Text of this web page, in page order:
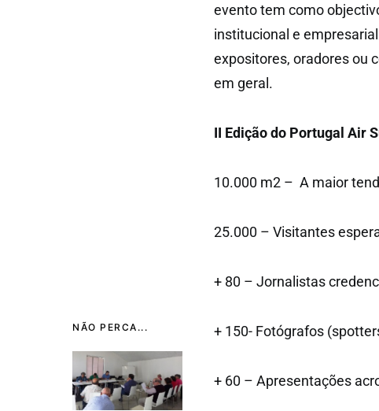
NÃO PERCA...
evento tem como
institucional e
expositores, oradores ou
em geral.
II Edição do Portugal Air
10.000 m2 – A maior
25.000 – Visitantes
+ 80 – Jornalistas
+ 150- Fotógrafos
+ 60 – Apresentações